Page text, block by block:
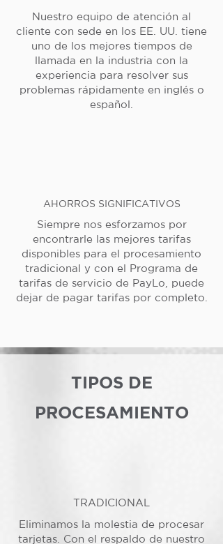
Nuestro equipo de atención al
cliente con sede en los EE. UU. tiene
uno de los mejores tiempos de
llamada en la industria con la
experiencia para resolver sus
problemas rápidamente en inglés o
español.
AHORROS SIGNIFICATIVOS
Siempre nos esforzamos por
encontrarle las mejores tarifas
disponibles para el procesamiento
tradicional y con el Programa de
tarifas de servicio de PayLo, puede
dejar de pagar tarifas por completo.
TIPOS DE
PROCESAMIENTO
TRADICIONAL
Eliminamos la molestia de procesar
tarjetas. Con el respaldo de nuestro